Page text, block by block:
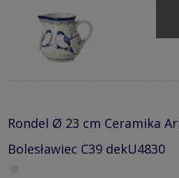
Rondel Ø 23 cm Ceramika
Bolesławiec C39 dekU4830